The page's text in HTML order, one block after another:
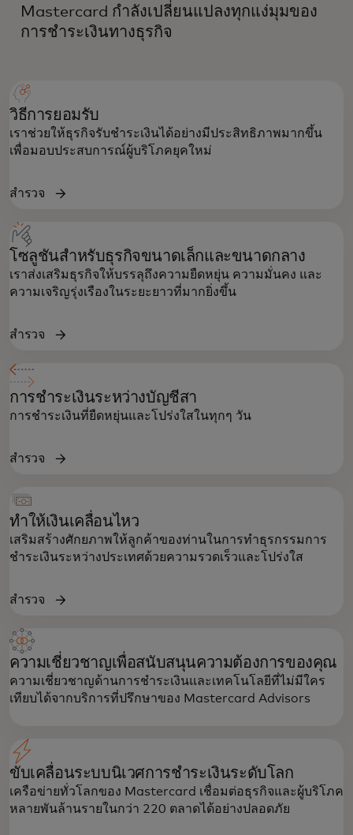
Mastercard กำลังเปลี่ยนแปลงทุกแง่มุมของ
การชำระเงินทางธุรกิจ
วิธีการยอมรับ
เราช่วยให้ธุรกิจรับชำระเงินได้อย่างมีประสิทธิภาพมากขึ้น
เพื่อมอบประสบการณ์ผู้บริโภคยุคใหม่
สำรวจ
โซลูชันสำหรับธุรกิจขนาดเล็กและขนาดกลาง
เราส่งเสริมธุรกิจให้บรรลุถึงความยืดหยุ่น ความมั่นคง และ
ความเจริญรุ่งเรืองในระยะยาวที่มากยิ่งขึ้น
สำรวจ
การชำระเงินระหว่างบัญชีสา
การชำระเงินที่ยืดหยุ่นและโปร่งใสในทุกๆ วัน
สำรวจ
ทำให้เงินเคลื่อนไหว
เสริมสร้างศักยภาพให้ลูกค้าของท่านในการทำธุรกรรมการ
ชำระเงินระหว่างประเทศด้วยความรวดเร็วและโปร่งใส
สำรวจ
ความเชี่ยวชาญเพื่อสนับสนุนความต้องการของคุณ
ความเชี่ยวชาญด้านการชำระเงินและเทคโนโลยีที่ไม่มีใคร
เทียบได้จากบริการที่ปรึกษาของ Mastercard Advisors
ขับเคลื่อนระบบนิเวศการชำระเงินระดับโลก
เครือข่ายทั่วโลกของ Mastercard เชื่อมต่อธุรกิจและผู้บริโภค
หลายพันล้านรายในกว่า 220 ตลาดได้อย่างปลอดภัย